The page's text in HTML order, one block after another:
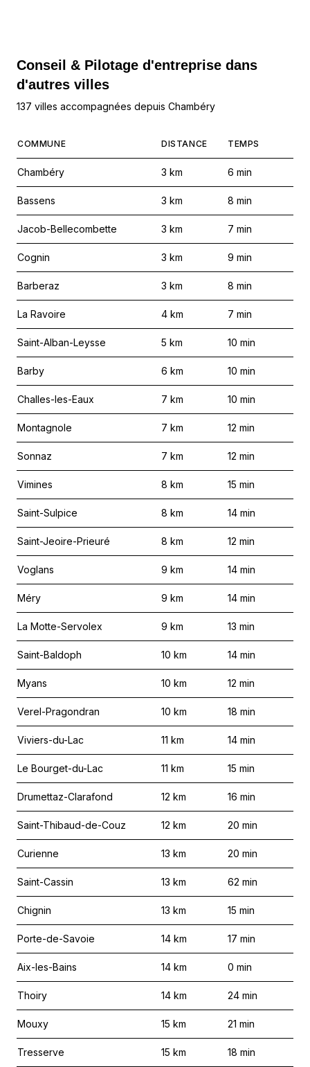
Conseil & Pilotage d'entreprise dans
d'autres villes
137 villes accompagnées depuis Chambéry
COMMUNE DISTANCE TEMPS
Chambéry 3 km 6 min
Bassens 3 km 8 min
Jacob-Bellecombette 3 km 7 min
Cognin 3 km 9 min
Barberaz 3 km 8 min
La Ravoire 4 km 7 min
Saint-Alban-Leysse 5 km 10 min
Barby 6 km 10 min
Challes-les-Eaux 7 km 10 min
Montagnole 7 km 12 min
Sonnaz 7 km 12 min
Vimines 8 km 15 min
Saint-Sulpice 8 km 14 min
Saint-Jeoire-Prieuré 8 km 12 min
Voglans 9 km 14 min
Méry 9 km 14 min
La Motte-Servolex 9 km 13 min
Saint-Baldoph 10 km 14 min
Myans 10 km 12 min
Verel-Pragondran 10 km 18 min
Viviers-du-Lac 11 km 14 min
Le Bourget-du-Lac 11 km 15 min
Drumettaz-Clarafond 12 km 16 min
Saint-Thibaud-de-Couz 12 km 20 min
Curienne 13 km 20 min
Saint-Cassin 13 km 62 min
Chignin 13 km 15 min
Porte-de-Savoie 14 km 17 min
Aix-les-Bains 14 km 0 min
Thoiry 14 km 24 min
Mouxy 15 km 21 min
Tresserve 15 km 18 min